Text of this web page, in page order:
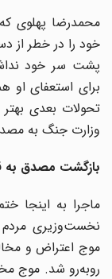
محمدرضا پهلوی
خود را در خطر از
پشت سر خود
برای استعفای او
تحولات بعدی بهتر
وزارت جنگ به
بازگشت مصدق به
ماجرا به اینجا
نخست‌وزیری مردم
موج اعتراض و